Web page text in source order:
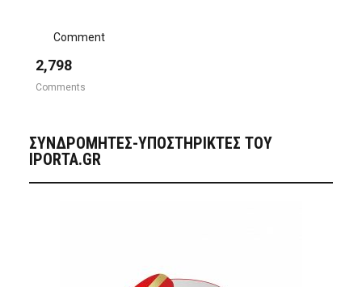
Comment
2,798
Comments
ΣΥΝΔΡΟΜΗΤΈΣ-ΥΠΟΣΤΗΡΙΚΤΈΣ ΤΟΥ
IPORTA.GR